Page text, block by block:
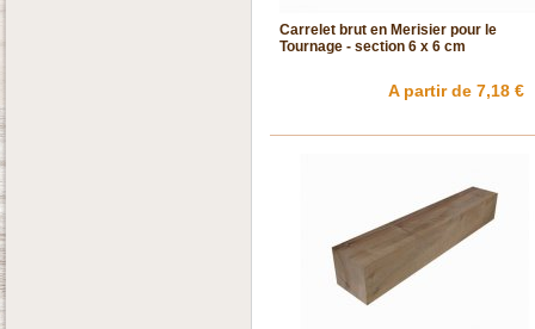
Carrelet brut en Merisier pour le
Tournage - section 6 x 6 cm
A partir de 7,18 €